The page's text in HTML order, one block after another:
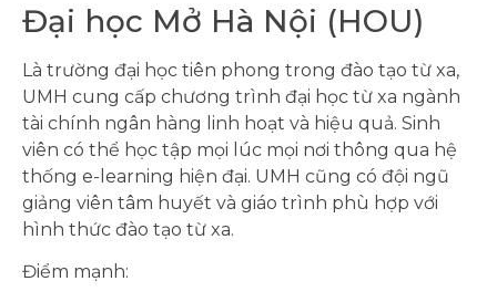
Đại học Mở Hà Nội (HOU)
Là trường đại học tiên phong trong đào tạo từ xa,
UMH cung cấp chương trình đại học từ xa ngành
tài chính ngân hàng linh hoạt và hiệu quả. Sinh
viên có thể học tập mọi lúc mọi nơi thông qua hệ
thống e-learning hiện đại. UMH cũng có đội ngũ
giảng viên tâm huyết và giáo trình phù hợp với
hình thức đào tạo từ xa.
Điểm mạnh: